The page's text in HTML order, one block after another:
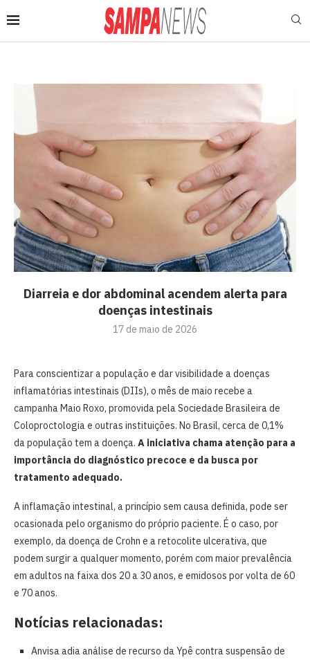
Diarreia e dor abdominal acendem alerta para
doenças intestinais
17 de maio de 2026
Para conscientizar a população e dar visibilidade a doenças
inflamatórias intestinais (DIIs), o mês de maio recebe a
campanha Maio Roxo, promovida pela Sociedade Brasileira de
Coloproctologia e outras instituições. No Brasil, cerca de 0,1%
da população tem a doença. A iniciativa chama atenção para a
importância do diagnóstico precoce e da busca por
tratamento adequado.
A inflamação intestinal, a princípio sem causa definida, pode ser
ocasionada pelo organismo do próprio paciente. É o caso, por
exemplo, da doença de Crohn e a retocolite ulcerativa, que
podem surgir a qualquer momento, porém com maior prevalência
em adultos na faixa dos 20 a 30 anos, e emidosos por volta de 60
e 70 anos.
Notícias relacionadas:
Anvisa adia análise de recurso da Ypê contra suspensão de